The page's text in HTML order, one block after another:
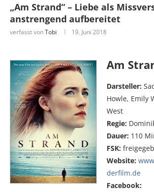
„Am Strand“ – Liebe als
anstrengend aufbereitet
verfasst vonTobi 19. Juni 2018
Am
Darsteller:
Howle, Emily
West
Regie:
Dauer: 110
FSK:
Website:
derfilm.de
Facebook: